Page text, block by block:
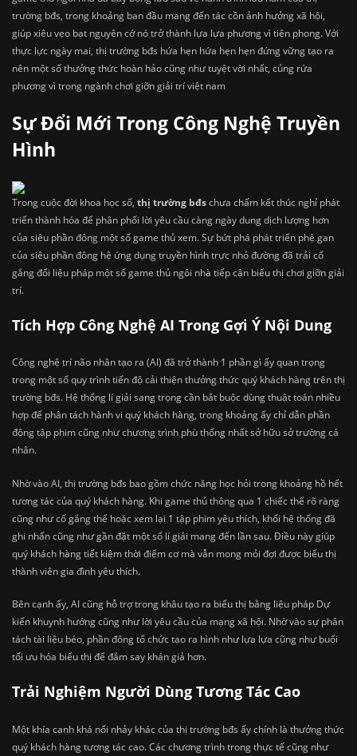
trường bđs, trong khoảng ban đầu mang đến tác cồn ảnh hưởng xã hội,
giúp xiêu vẹo bạt nguyên cớ nó trở thành lựa lựa phương vì tiên phong. Với
thực lực ngày mai, thị trường bđs hứa hẹn hứa hẹn hẹn đứng vững tạo ra
nên một số thưởng thức hoàn hảo cũng như tuyệt vời nhất, củng rứa
phương vì trong ngành chơi giỡn giải trí việt nam
Sự Đổi Mới Trong Công Nghệ Truyền
Hình
Trong cuộc đời khoa học số, thị trường bđschưa chấm kết thúc nghỉ phát
triển thành hóa để phân phối lời yêu cầu càng ngày dung dịch lượng hơn
của siêu phần đông một số game thủ xem. Sự bứt phá phát triển phệ gan
của siêu phần đông hệ ứng dụng truyền hình trực nhỏ đường đã trải cố
gắng đổi liệu pháp một số game thủ ngôi nhà tiếp cận biểu thị chơi giỡn giải
trí.
Tích Hợp Công Nghệ AI Trong Gợi Ý Nội Dung
Công nghệ trí não nhân tạo ra (AI) đã trở thành 1 phần gì ấy quan trọng
trong một số quy trình tiến độ cải thiện thưởng thức quý khách hàng trên thị
trường bđs. Hệ thống lí giải sang trọng cần bắt buộc dùng thuật toán nhiều
hợp để phân tách hành vi quý khách hàng, trong khoảng ấy chỉ dẫn phần
đông tập phim cũng như chương trình phù thống nhất sở hữu sở trường cá
nhân.
Nhờ vào AI, thị trường bđs bao gồm chức năng học hỏi trong khoảng hồ hết
tương tác của quý khách hàng. Khi game thủ thông qua 1 chiếc thể rõ ràng
cũng như cố gắng thể hoặc xem lại 1 tập phim yêu thích, khối hệ thống đã
ghi nhấn cũng như gần đặt một số lí giải mang đến lần sau. Điều này giúp
quý khách hàng tiết kiệm thời điểm cơ mà vẫn mong mỏi đợi được biểu thị
thành viên gia đình yêu thích.
Bên cạnh ấy, AI cũng hỗ trợ trong khâu tạo ra biểu thị bằng liệu pháp Dự
kiến khuynh hướng cũng như lời yêu cầu của mạng xã hội. Nhờ vào sự phân
tách tài liệu béo, phần đông tổ chức tạo ra hình như lựa lựa cũng như buổi
tối ưu hóa biểu thị để đắm say khán giả hơn.
Trải Nghiệm Người Dùng Tương Tác Cao
Một khía cạnh khá nổi nhảy khác của thị trường bđs ấy chính là thưởng thức
quý khách hàng tương tác cao. Các chương trình trong thực tế cũng như